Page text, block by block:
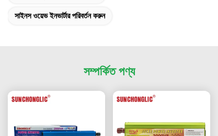
সাইনস ওয়েভ ইনভার্টার পরিবর্তন করুন
সম্পর্কিত পণ্য